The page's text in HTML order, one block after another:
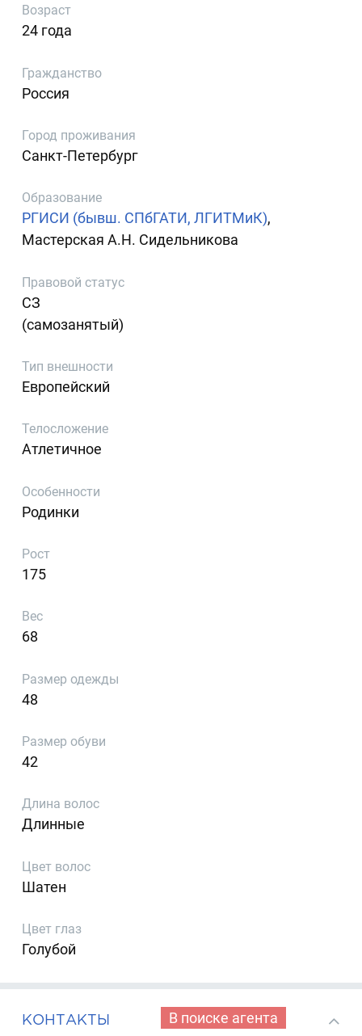
Возраст
24 года
Гражданство
Россия
Город проживания
Санкт-Петербург
Образование
РГИСИ (бывш. СПбГАТИ, ЛГИТМиК),
Мастерская А.Н. Сидельникова
Правовой статус
СЗ
(самозанятый)
Тип внешности
Европейский
Телосложение
Атлетичное
Особенности
Родинки
Рост
175
Вес
68
Размер одежды
48
Размер обуви
42
Длина волос
Длинные
Цвет волос
Шатен
Цвет глаз
Голубой
КОНТАКТЫ В поиске агента